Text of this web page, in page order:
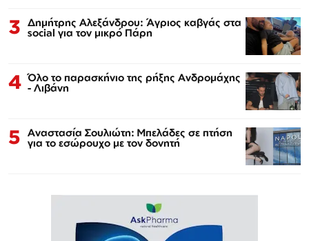
3 Δημήτρης Αλεξάνδρου: Άγριος καβγάς στα
social για τον μικρό Πάρη
4 Όλο το παρασκήνιο της ρήξης Ανδρομάχης
- Λιβάνη
5 Αναστασία Σουλιώτη: Μπελάδες σε πτήση
για το εσώρουχο με τον δονητή